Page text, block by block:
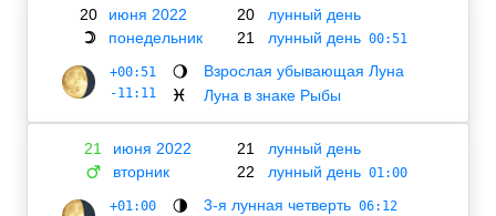
20 июня 2022
☽ понедельник
20
лунный день
21
лунный день 00:51
+00:51
-11:11
🌖 Взрослая убывающая Луна
♓ Луна в знаке Рыбы
21 июня 2022
♂ вторник
21
лунный день
22
лунный день 01:00
+01:00
🌗 3-я лунная четверть 06:12